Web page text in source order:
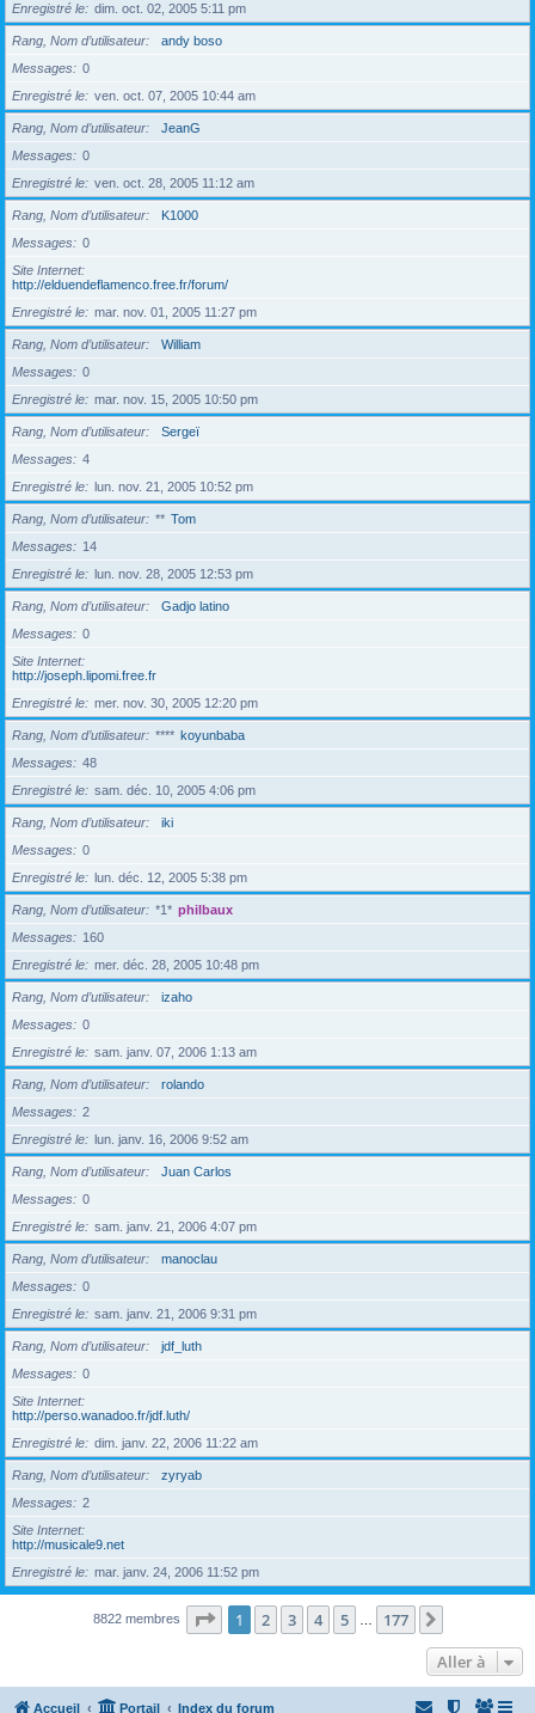
Enregistré le
dim. oct. 02, 2005 5:11 pm
Rang, Nom d’utilisateur
andy boso
Messages
0
Enregistré le
ven. oct. 07, 2005 10:44 am
Rang, Nom d’utilisateur
JeanG
Messages
0
Enregistré le
ven. oct. 28, 2005 11:12 am
Rang, Nom d’utilisateur
K1000
Messages
0
Site Internet
http://elduendeflamenco.free.fr/forum/
Enregistré le
mar. nov. 01, 2005 11:27 pm
Rang, Nom d’utilisateur
William
Messages
0
Enregistré le
mar. nov. 15, 2005 10:50 pm
Rang, Nom d’utilisateur
Sergeï
Messages
4
Enregistré le
lun. nov. 21, 2005 10:52 pm
Rang, Nom d’utilisateur ** Tom
Messages
14
Enregistré le
lun. nov. 28, 2005 12:53 pm
Rang, Nom d’utilisateur
Gadjo latino
Messages
0
Site Internet
http://joseph.lipomi.free.fr
Enregistré le
mer. nov. 30, 2005 12:20 pm
Rang, Nom d’utilisateur **** koyunbaba
Messages
48
Enregistré le
sam. déc. 10, 2005 4:06 pm
Rang, Nom d’utilisateur
iki
Messages
0
Enregistré le
lun. déc. 12, 2005 5:38 pm
Rang, Nom d’utilisateur *1* philbaux
Messages
160
Enregistré le
mer. déc. 28, 2005 10:48 pm
Rang, Nom d’utilisateur
izaho
Messages
0
Enregistré le
sam. janv. 07, 2006 1:13 am
Rang, Nom d’utilisateur
rolando
Messages
2
Enregistré le
lun. janv. 16, 2006 9:52 am
Rang, Nom d’utilisateur
Juan Carlos
Messages
0
Enregistré le
sam. janv. 21, 2006 4:07 pm
Rang, Nom d’utilisateur
manoclau
Messages
0
Enregistré le
sam. janv. 21, 2006 9:31 pm
Rang, Nom d’utilisateur
jdf_luth
Messages
0
Site Internet
http://perso.wanadoo.fr/jdf.luth/
Enregistré le
dim. janv. 22, 2006 11:22 am
Rang, Nom d’utilisateur
zyryab
Messages
2
Site Internet
http://musicale9.net
Enregistré le
mar. janv. 24, 2006 11:52 pm
8822 membres Page 1sur177
1 2 3 4 5 177
Aller à
Accueil Portail Index du forum